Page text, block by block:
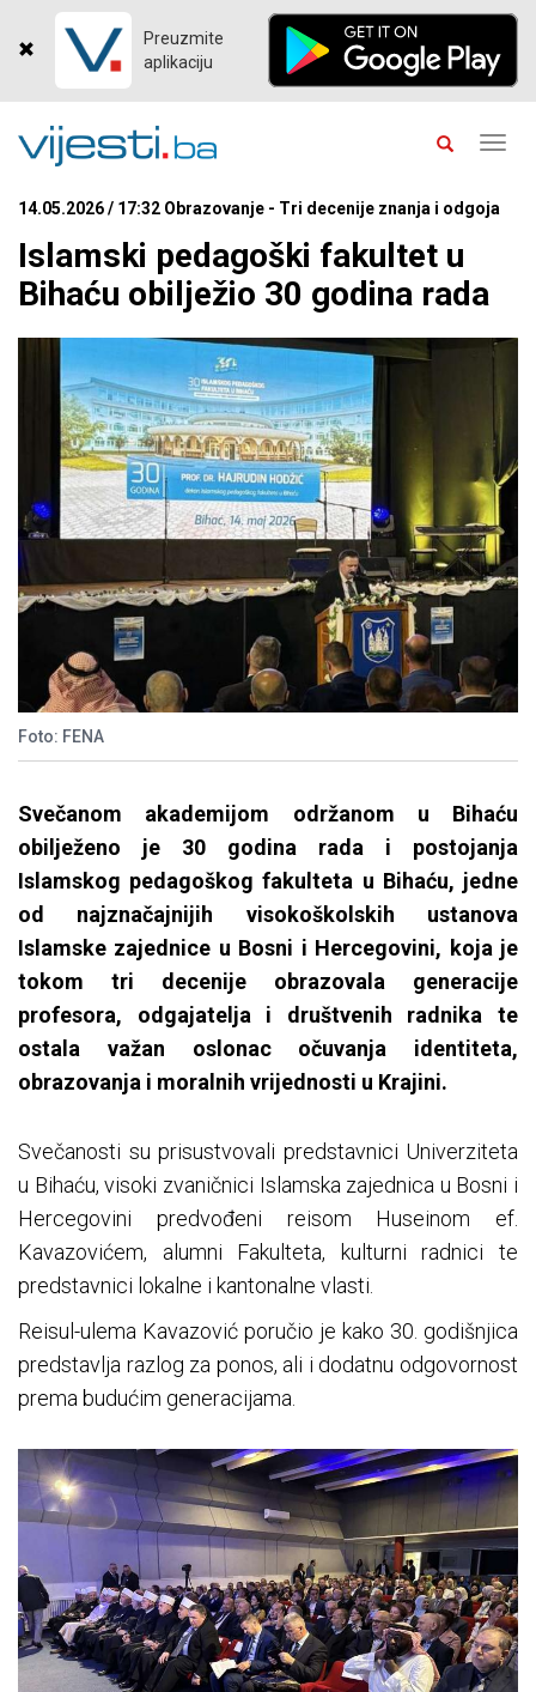
Preuzmite
aplikaciju
14.05.2026 / 17:32 Obrazovanje - Tri decenije znanja i odgoja
Islamski pedagoški fakultet u
Bihaću obilježio 30 godina rada
Foto: FENA
Svečanom akademijom održanom u Bihaću
obilježeno je 30 godina rada i postojanja
Islamskog pedagoškog fakulteta u Bihaću, jedne
od najznačajnijih visokoškolskih ustanova
Islamske zajednice u Bosni i Hercegovini, koja je
tokom tri decenije obrazovala generacije
profesora, odgajatelja i društvenih radnika te
ostala važan oslonac očuvanja identiteta,
obrazovanja i moralnih vrijednosti u Krajini.
Svečanosti su prisustvovali predstavnici Univerziteta
u Bihaću, visoki zvaničnici Islamska zajednica u Bosni i
Hercegovini predvođeni reisom Huseinom ef.
Kavazovićem, alumni Fakulteta, kulturni radnici te
predstavnici lokalne i kantonalne vlasti.
Reisul-ulema Kavazović poručio je kako 30. godišnjica
predstavlja razlog za ponos, ali i dodatnu odgovornost
prema budućim generacijama.